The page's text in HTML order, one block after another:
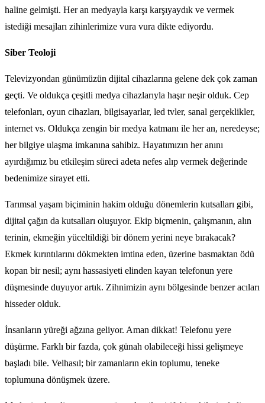
haline gelmişti. Her an medyayla karşı karşıyaydık ve vermek
istediği mesajları zihinlerimize vura vura dikte ediyordu.
Siber Teoloji
Televizyondan günümüzün dijital cihazlarına gelene dek çok zaman
geçti. Ve oldukça çeşitli medya cihazlarıyla haşır neşir olduk. Cep
telefonları, oyun cihazları, bilgisayarlar, led tvler, sanal gerçeklikler,
internet vs. Oldukça zengin bir medya katmanı ile her an, neredeyse;
her bilgiye ulaşma imkanına sahibiz. Hayatımızın her anını
ayırdığımız bu etkileşim süreci adeta nefes alıp vermek değerinde
bedenimize sirayet etti.
Tarımsal yaşam biçiminin hakim olduğu dönemlerin kutsalları gibi,
dijital çağın da kutsalları oluşuyor. Ekip biçmenin, çalışmanın, alın
terinin, ekmeğin yüceltildiği bir dönem yerini neye bırakacak?
Ekmek kırıntılarını dökmekten imtina eden, üzerine basmaktan ödü
kopan bir nesil; aynı hassasiyeti elinden kayan telefonun yere
düşmesinde duyuyor artık. Zihnimizin aynı bölgesinde benzer acıları
hisseder olduk.
İnsanların yüreği ağzına geliyor. Aman dikkat! Telefonu yere
düşürme. Farklı bir fazda, çok günah olabileceği hissi gelişmeye
başladı bile. Velhasıl; bir zamanların ekin toplumu, teneke
toplumuna dönüşmek üzere.